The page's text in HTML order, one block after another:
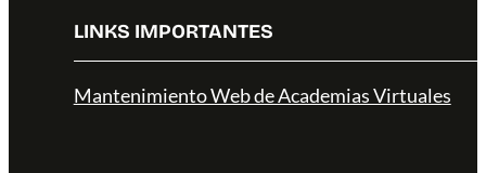
LINKS IMPORTANTES
Mantenimiento Web de Academias Virtuales